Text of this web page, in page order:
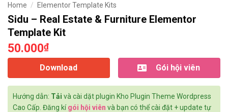
Home / Elementor Template Kits
Sidu – Real Estate & Furniture Elementor
Template Kit
50.000₫
Download Gói hội viên
Hướng dẫn: Tải và cài dặt plugin Kho Plugin Theme Wordpress
Cao Cấp. Đăng kígói hội viên và bạn có thể cài đặt + update tự